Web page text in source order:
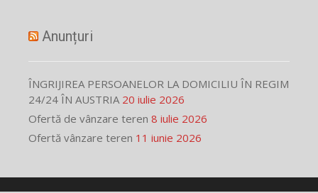
Anunțuri
ÎNGRIJIREA PERSOANELOR LA DOMICILIU ÎN REGIM
24/24 ÎN AUSTRIA 20 iulie 2026
Ofertă de vânzare teren 8 iulie 2026
Ofertă vânzare teren 11 iunie 2026